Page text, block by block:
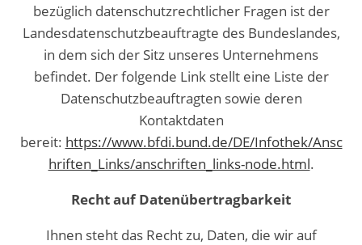
bezüglich datenschutzrechtlicher Fragen ist der
Landesdatenschutzbeauftragte des Bundeslandes,
in dem sich der Sitz unseres Unternehmens
befindet. Der folgende Link stellt eine Liste der
Datenschutzbeauftragten sowie deren
Kontaktdaten
bereit: https://www.bfdi.bund.de/DE/Infothek/Ansc
hriften_Links/anschriften_links-node.html.
Recht auf Datenübertragbarkeit
Ihnen steht das Recht zu, Daten, die wir auf